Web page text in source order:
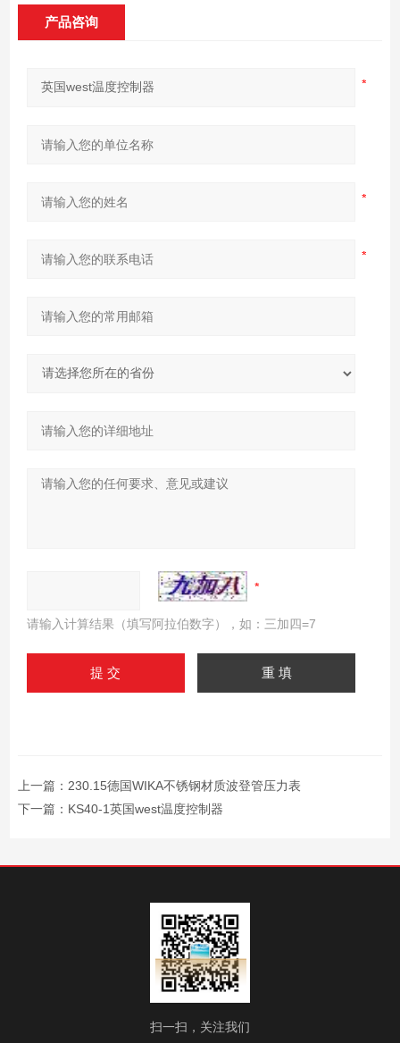
产品咨询
请输入计算结果（填写阿拉伯数字），如：三加四=7
上一篇： 230.15德国WIKA不锈钢材质波登管压力表
下一篇： KS40-1英国west温度控制器
扫一扫，关注我们